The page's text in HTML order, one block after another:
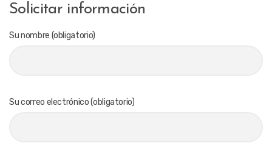
Solicitar información
Su nombre (obligatorio)
Su correo electrónico (obligatorio)